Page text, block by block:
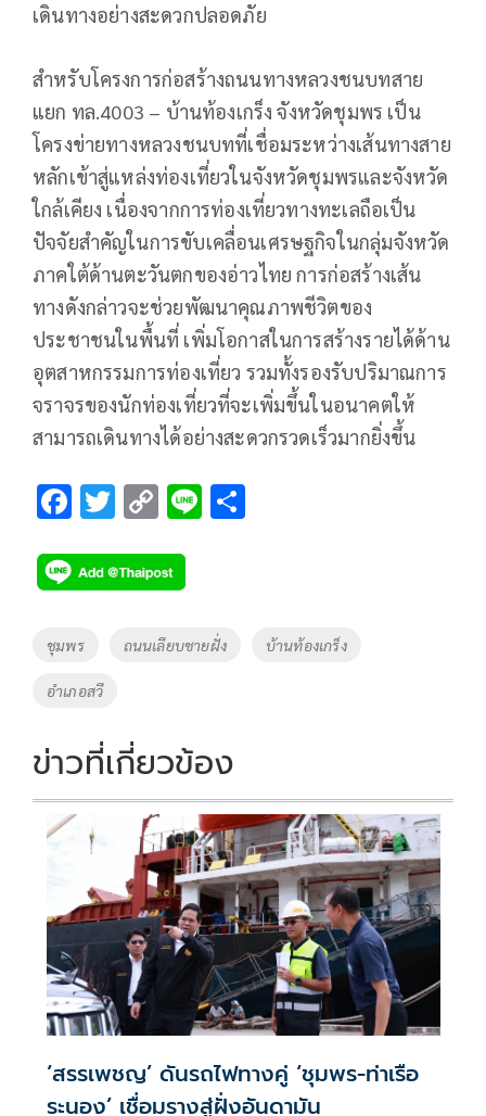
เดินทางอย่างสะดวกปลอดภัย
สำหรับโครงการก่อสร้างถนนทางหลวงชนบทสาย
แยก ทล.4003 – บ้านท้องเกร็ง จังหวัดชุมพร เป็น
โครงข่ายทางหลวงชนบทที่เชื่อมระหว่างเส้นทางสาย
หลักเข้าสู่แหล่งท่องเที่ยวในจังหวัดชุมพรและจังหวัด
ใกล้เคียง เนื่องจากการท่องเที่ยวทางทะเลถือเป็น
ปัจจัยสำคัญในการขับเคลื่อนเศรษฐกิจในกลุ่มจังหวัด
ภาคใต้ด้านตะวันตกของอ่าวไทย การก่อสร้างเส้น
ทางดังกล่าวจะช่วยพัฒนาคุณภาพชีวิตของ
ประชาชนในพื้นที่ เพิ่มโอกาสในการสร้างรายได้ด้าน
อุตสาหกรรมการท่องเที่ยว รวมทั้งรองรับปริมาณการ
จราจรของนักท่องเที่ยวที่จะเพิ่มขึ้นในอนาคตให้
สามารถเดินทางได้อย่างสะดวกรวดเร็วมากยิ่งขึ้น
F
e
b
o
k
T
tt
er
C
p
y
Li
Li
Tags
ชุมพร ถนนเลียบชายฝั่ง บ้านท้องเกร็ง
อำเภอสวี
ข่าวที่เกี่ยวข้อง
‘สรรเพชญ’ ดันรถไฟทางคู่ ‘ชุมพร-ท่าเรือ
ระนอง’ เชื่อมรางสู่ฝั่งอันดามัน